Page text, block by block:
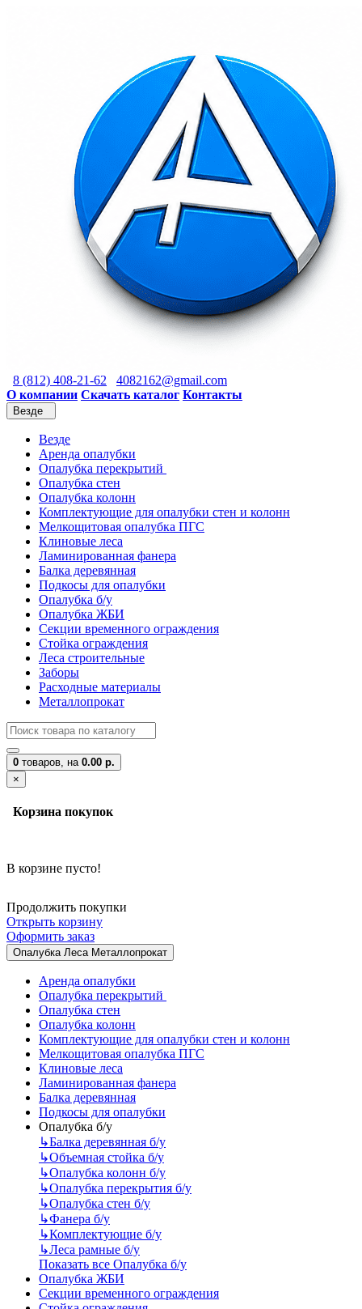
8 (812) 408-21-62
4082162@gmail.com
О компании Скачать каталог Контакты
Везде
Везде
Аренда опалубки
Опалубка перекрытий
Опалубка стен
Опалубка колонн
Комплектующие для опалубки стен и колонн
Мелкощитовая опалубка ПГС
Клиновые леса
Ламинированная фанера
Балка деревянная
Подкосы для опалубки
Опалубка б/у
Опалубка ЖБИ
Секции временного ограждения
Стойка ограждения
Леса строительные
Заборы
Расходные материалы
Металлопрокат
0 товаров, на 0.00 р.
×
Корзина покупок
В корзине пусто!
Продолжить покупки
Открыть корзину
Оформить заказ
Опалубка Леса Металлопрокат
Аренда опалубки
Опалубка перекрытий
Опалубка стен
Опалубка колонн
Комплектующие для опалубки стен и колонн
Мелкощитовая опалубка ПГС
Клиновые леса
Ламинированная фанера
Балка деревянная
Подкосы для опалубки
Опалубка б/у
↳Балка деревянная б/у
↳Объемная стойка б/у
↳Опалубка колонн б/у
↳Опалубка перекрытия б/у
↳Опалубка стен б/у
↳Фанера б/у
↳Комплектующие б/у
↳Леса рамные б/у
Показать все Опалубка б/у
Опалубка ЖБИ
Секции временного ограждения